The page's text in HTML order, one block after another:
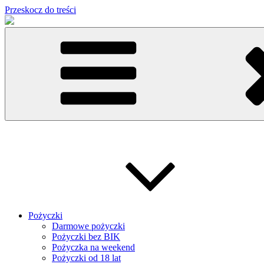
Przeskocz do treści
Pożyczki
Darmowe pożyczki
Pożyczki bez BIK
Pożyczka na weekend
Pożyczki od 18 lat